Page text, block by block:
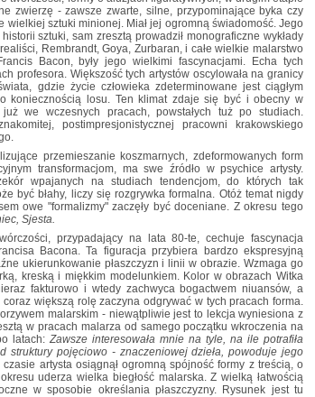
zwierzę - zawsze zwarte, silne, przypominające byka czy
sztuki minionej. Miał jej ogromną świadomość. Jego
sztuki, sam zresztą prowadził monograficzne wykłady
Rembrandt, Goya, Zurbaran, i całe wielkie malarstwo
Bacon, były jego wielkimi fascynacjami. Echa tych
profesora. Większość tych artystów oscylowała na granicy
gdzie życie człowieka zdeterminowane jest ciągłym
koniecznością losu. Ten klimat zdaje się być i obecny w
we wczesnych pracach, powstałych tuż po studiach.
postimpresjonistycznej pracowni krakowskiego
przemieszanie koszmarnych, zdeformowanych form
transformacjom, ma swe źródło w psychice artysty.
wpajanych na studiach tendencjom, do których tak
być błahy, liczy się rozgrywka formalna. Otóż temat nigdy
owe "formalizmy" zaczęły być doceniane. Z okresu tego
Sjesta.
przypadający na lata 80-te, cechuje fascynacja
Bacona. Ta figuracja przybiera bardzo ekspresyjną
ukierunkowanie płaszczyzn i linii w obrazie. Wzmaga go
kreską i miękkim modelunkiem. Kolor w obrazach Witka
fakturowo i wtedy zachwyca bogactwem niuansów, a
większą rolę zaczyna odgrywać w tych pracach forma.
malarskim - niewątpliwie jest to lekcja wyniesiona z
w pracach malarza od samego początku wkroczenia na
latach:Zawsze interesowała mnie na tyle, na ile potrafiła
struktury pojęciowo - znaczeniowej dzieła, powoduje jego
artysta osiągnął ogromną spójność formy z treścią, o
uderza wielka biegłość malarska. Z wielką łatwością
w sposobie określania płaszczyzny. Rysunek jest tu